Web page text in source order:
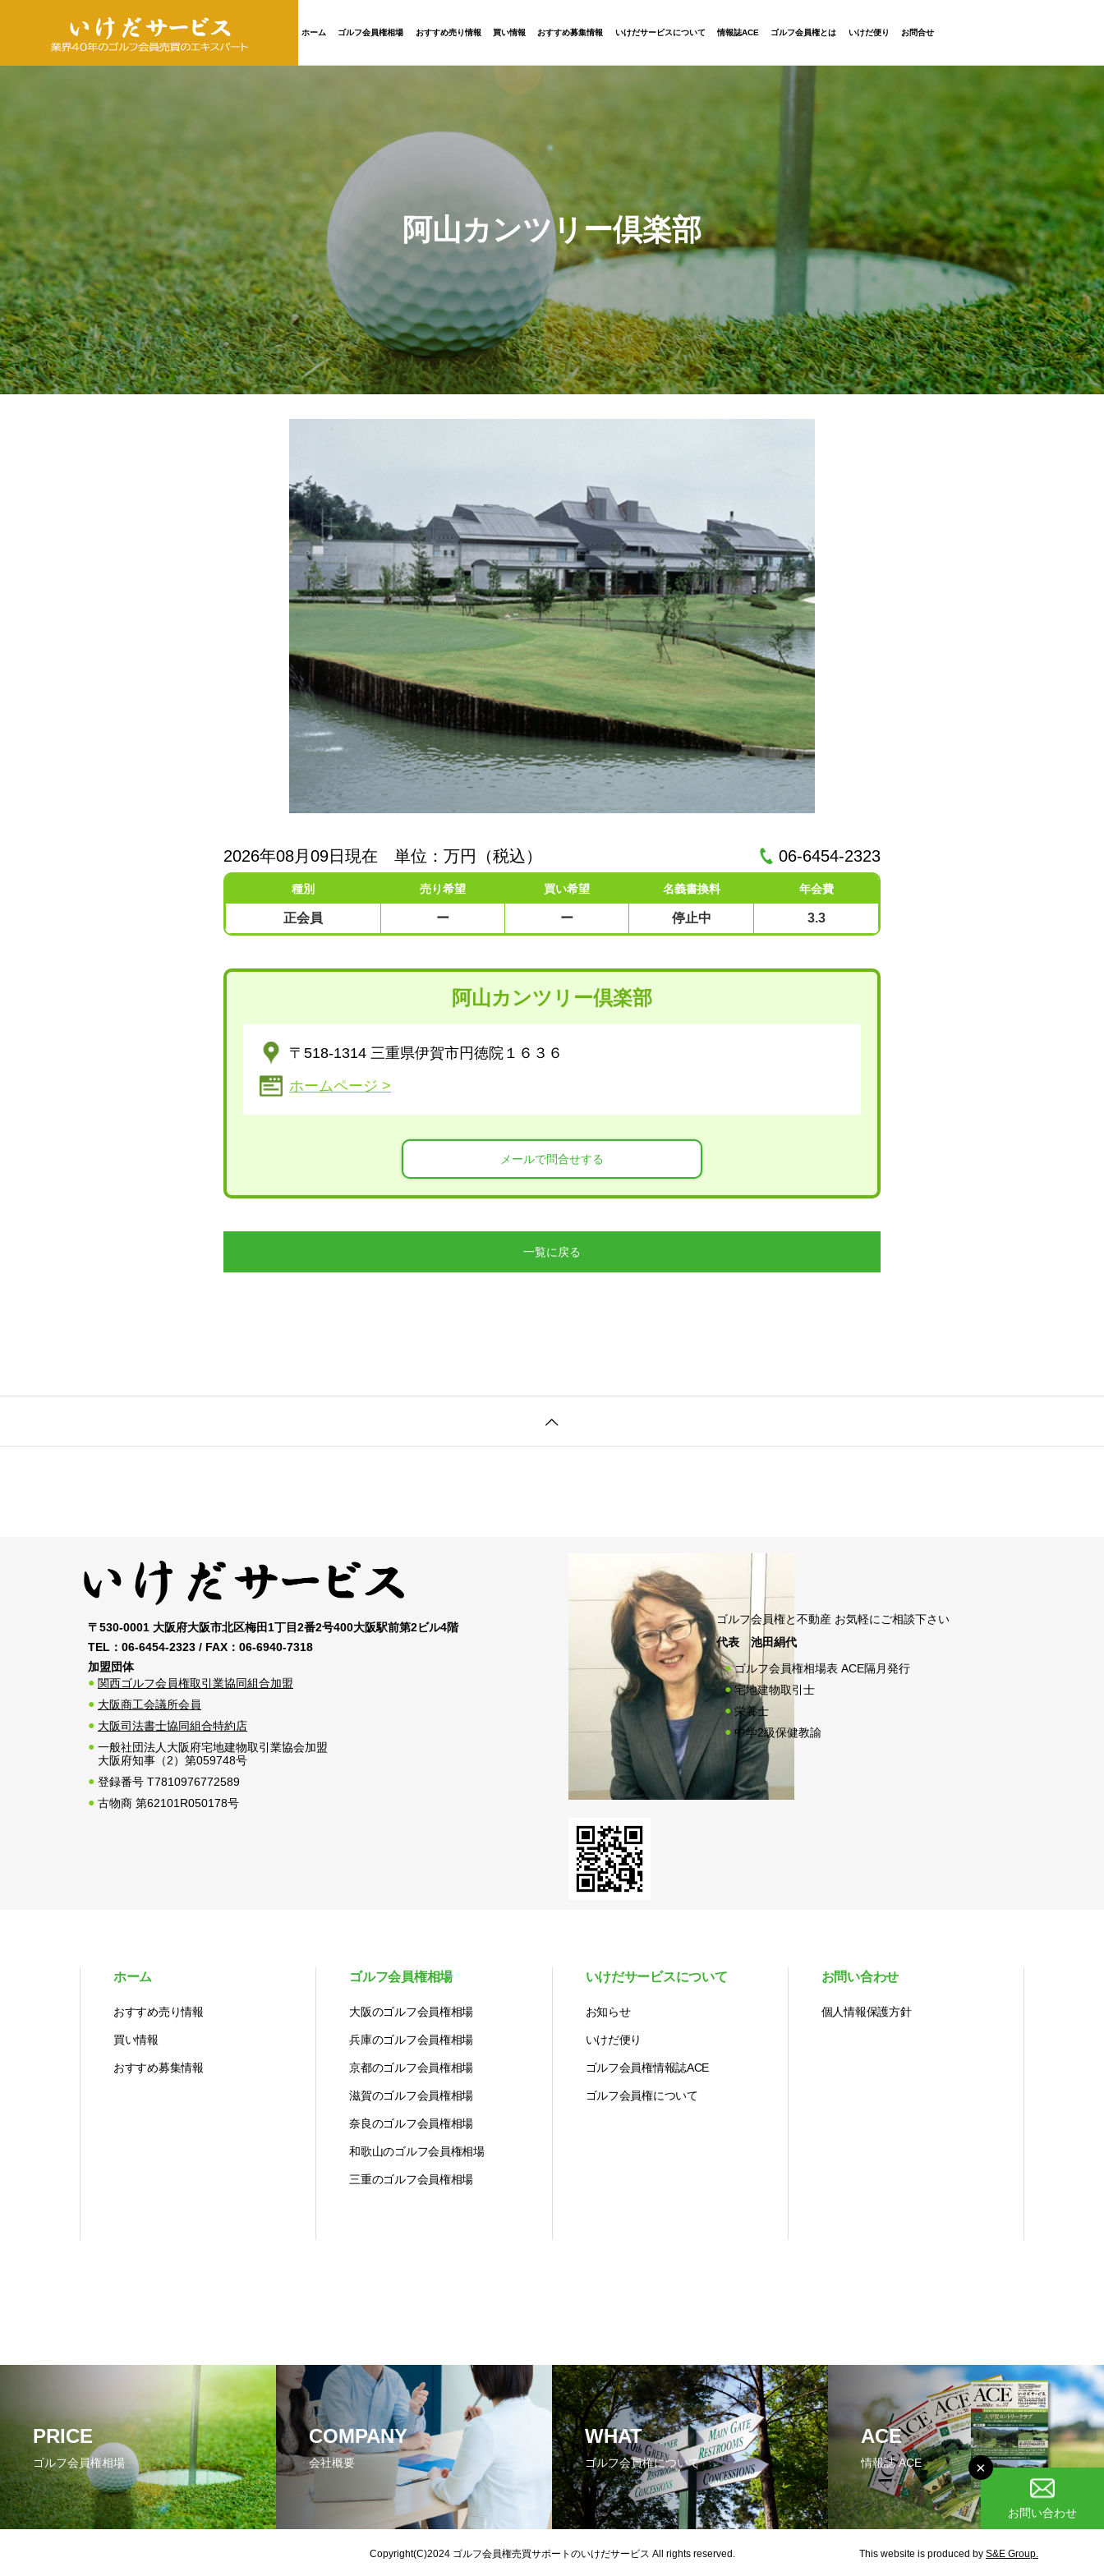
ホーム ゴルフ会員権相場 おすすめ売り情報 買い情報 おすすめ募集情報 いけだサービスについて 情報誌ACE ゴルフ会員権とは いけだ便り お問合せ
阿山カンツリー倶楽部
2026年08月09日現在 単位：万円（税込） 06-6454-2323
種別 売り希望 買い希望 名義書換料 年会費
正会員 ー ー 停止中 3.3
阿山カンツリー倶楽部
〒518-1314 三重県伊賀市円徳院１６３６
ホームページ >
メールで問合せする
一覧に戻る
〒530-0001 大阪府大阪市北区梅田1丁目2番2号400大阪駅前第2ビル4階
TEL： 06-6454-2323 / FAX： 06-6940-7318
加盟団体
関西ゴルフ会員権取引業協同組合加盟
大阪商工会議所会員
大阪司法書士協同組合特約店
一般社団法人大阪府宅地建物取引業協会加盟
大阪府知事（2）第059748号
登録番号 T7810976772589
古物商 第62101R050178号
ゴルフ会員権と不動産 お気軽にご相談下さい
代表 池田絹代
ゴルフ会員権相場表 ACE隔月発行
宅地建物取引士
栄養士
中学2級保健教諭
ホーム
おすすめ売り情報
買い情報
おすすめ募集情報
ゴルフ会員権相場
大阪のゴルフ会員権相場
兵庫のゴルフ会員権相場
京都のゴルフ会員権相場
滋賀のゴルフ会員権相場
奈良のゴルフ会員権相場
和歌山のゴルフ会員権相場
三重のゴルフ会員権相場
いけだサービスについて
お知らせ
いけだ便り
ゴルフ会員権情報誌ACE
ゴルフ会員権について
お問い合わせ
個人情報保護方針
PRICE
ゴルフ会員権相場
COMPANY
会社概要
WHAT
ゴルフ会員権について
ACE
情報誌 ACE
Copyright(C)2024 ゴルフ会員権売買サポートのいけだサービス All rights reserved. This website is produced by S&E Group.
お問い合わせ
×